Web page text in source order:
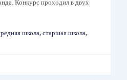
Конкурс проходил в двух
школа, старшая школа,